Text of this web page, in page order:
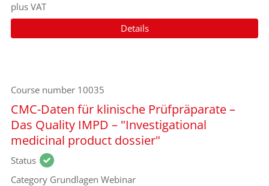
plus VAT
Details
Course number 10035
CMC-Daten für klinische Prüfpräparate –
Das Quality IMPD – "Investigational
medicinal product dossier"
Status
Category Grundlagen Webinar